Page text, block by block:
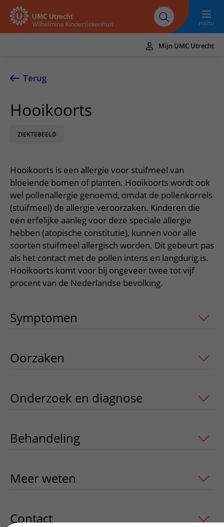
Naar hoofdinhoud
UMC
Utrecht
Research
Steun het
WKZ
menu
UMC Utrecht
Onze zorg
Ziektebeelden
Behandelingen
Specialismen
Poliklinieken
Verpleegafdelingen
Centra
Zorgverleners
Voor patiënten
Uw kind voorbereiden
Mijn kind heeft een (dag)opname
Mijn kind ligt op de IC
Ik ben zwanger of net bevallen
Onze poliklinieken
Onze verpleegafdelingen
Onze faciliteiten
Samen met kinderen en ouders
Regels en rechten
Wachttijden
Betere zorg door onderzoek
Over ons
Samenwerking
Historie WKZ
De organisatie
Werken in het WKZ
Onze Foundation
Contact en route
Spoed
Adres en route
Parkeren
Virtuele plattegrond
Meer UMC Utrecht
UMC Utrecht
Research
Werken bij het WKZ
Steun het WKZ
Mijn UMC Utrecht
Terug
Hooikoorts
ZIEKTEBEELD
Hooikoorts is een allergie voor stuifmeel van
bloeiende bomen of planten. Hooikoorts wordt ook
wel pollenallergie genoemd, omdat de pollenkorrels
(stuifmeel) de allergie veroorzaken. Kinderen die
een erfelijke aanleg voor deze speciale allergie
hebben (atopische constitutie), kunnen voor alle
soorten stuifmeel allergisch worden. Dit gebeurt pas
als het contact met de pollen intens en langdurig is.
Hooikoorts komt voor bij ongeveer twee tot vijf
procent van de Nederlandse bevolking.
Symptomen uitklapper, klik om te
Oorzaken uitklapper, klik om te
Onderzoek en diagnose uitklapper,
Behandeling uitklapper, klik om te
Meer weten uitklapper, klik om te
Contactuitklapper, klik om te openen